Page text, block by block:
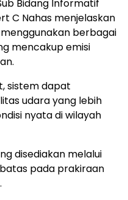
Bidang Informatif
C Nahas menjelaskan
berbagai
mencakup emisi
sistem dapat
udara yang lebih
nyata di wilayah
disediakan melalui
pada prakiraan